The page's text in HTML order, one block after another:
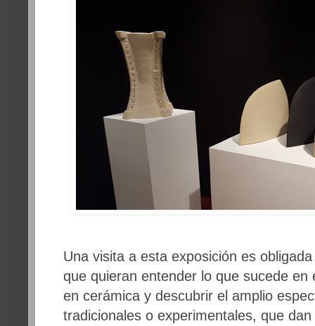
Una visita a esta exposición es
que quieran entender lo que sucede en
en cerámica y descubrir el amplio
tradicionales o experimentales, que